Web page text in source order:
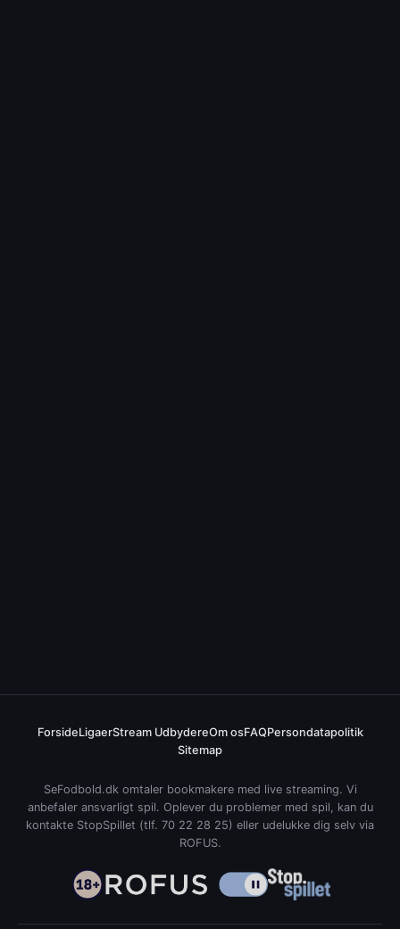
ForsideLigaerStream UdbydereOm osFAQPersondatapolitik
Sitemap
SeFodbold.dk omtaler bookmakere med live streaming. Vi
anbefaler ansvarligt spil. Oplever du problemer med spil, kan du
kontakte StopSpillet (tlf. 70 22 28 25) eller udelukke dig selv via
ROFUS.